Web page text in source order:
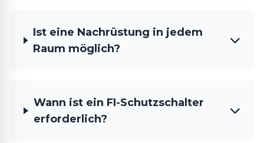
Ist eine Nachrüstung in jedem
Raum möglich?
Wann ist ein FI-Schutzschalter
erforderlich?